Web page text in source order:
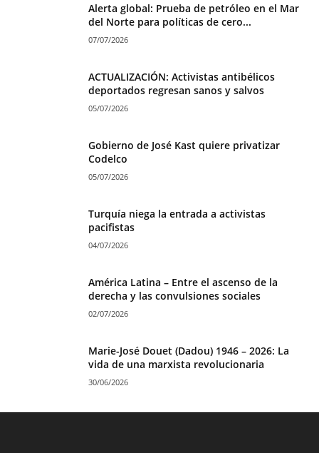
Alerta global: Prueba de petróleo en el Mar
del Norte para políticas de cero...
07/07/2026
ACTUALIZACIÓN: Activistas antibélicos
deportados regresan sanos y salvos
05/07/2026
Gobierno de José Kast quiere privatizar
Codelco
05/07/2026
Turquía niega la entrada a activistas
pacifistas
04/07/2026
América Latina – Entre el ascenso de la
derecha y las convulsiones sociales
02/07/2026
Marie-José Douet (Dadou) 1946 – 2026: La
vida de una marxista revolucionaria
30/06/2026